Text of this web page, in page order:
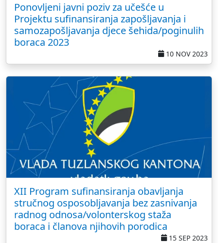
Ponovljeni javni poziv za učešće u
Projektu sufinansiranja zapošljavanja i
samozapošljavanja djece šehida/poginulih
boraca 2023
10 NOV 2023
XII Program sufinansiranja obavljanja
stručnog osposobljavanja bez zasnivanja
radnog odnosa/volonterskog staža
boraca i članova njihovih porodica
15 SEP 2023